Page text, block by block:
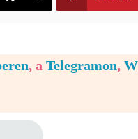
, a Telegramon,